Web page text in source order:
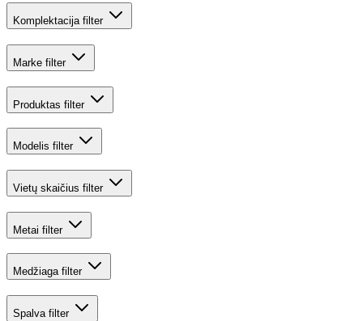
Komplektacija filter
Marke filter
Produktas filter
Modelis filter
Vietų skaičius filter
Metai filter
Medžiaga filter
Spalva filter